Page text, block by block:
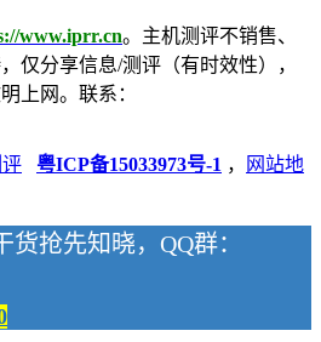
www.iprr.cn。主机测评不销售、
仅分享信息/测评（有时效性），
上网。联系：
粤ICP备15033973号-1 ，
网站地
货抢先知晓，QQ群：